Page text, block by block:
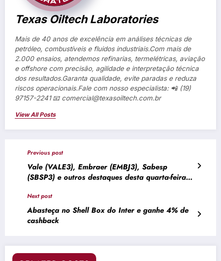
Texas Oiltech Laboratories
Mais de 40 anos de excelência em análises técnicas de
petróleo, combustíveis e fluidos industriais.Com mais de
2.000 ensaios, atendemos refinarias, termelétricas, aviação
e offshore com precisão, agilidade e interpretação técnica
dos resultados.Garanta qualidade, evite paradas e reduza
riscos operacionais.Fale com nosso especialista: 📲 (19)
97157-2241 📧 comercial@texasoiltech.com.br
View All Posts
Previous post
Vale (VALE3), Embraer (EMBJ3), Sabesp
(SBSP3) e outros destaques desta quarta-feira
Next post
Abasteça no Shell Box do Inter e ganhe 4% de
cashback